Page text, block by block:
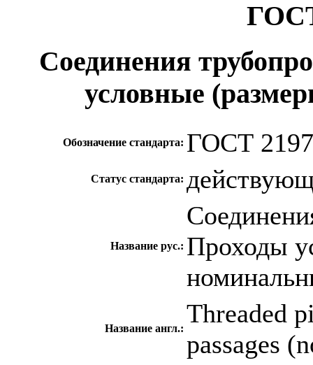
Соединения
условные
Обозначение стандарта: ГОСТ
Статус стандарта:
Название рус.: Проходы
Название англ.:
Threaded
passages